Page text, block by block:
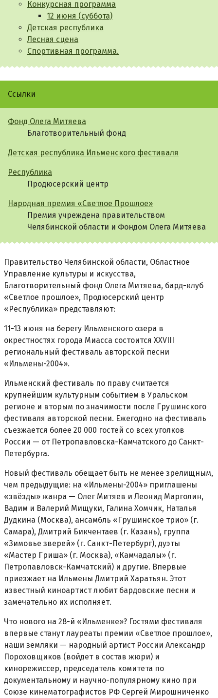
Конкурсная программа
12 июня (суббота)
Детская республика
Лесная сцена
Спортивная программа.
Ссылки
Фонд Олега Митяева
Благотворительный фонд
Детская республика Ильменского фестиваля
Республика
Продюсерский центр
Народная премия «Светлое Прошлое»
Премия учреждена правительством
Челябинской области и Фондом Олега Митяева
Правительство Челябинской области, Областное
Управление культуры и искусства,
Благотворительный фонд Олега Митяева, бард-клуб
«Светлое прошлое», Продюсерский центр
«Республика» представляют:
11-13 июня на берегу Ильменского озера в
окрестностях города Миасса состоится ХХVIII
региональный фестиваль авторской песни
«Ильмены-2004».
Ильменский фестиваль по праву считается
крупнейшим культурным событием в Уральском
регионе и вторым по значимости после Грушинского
фестиваля авторской песни. Ежегодно на фестиваль
съезжается более 20 000 гостей со всех уголков
России — от Петропавловска-Камчатского до Санкт-
Петербурга.
Новый фестиваль обещает быть не менее зрелищным,
чем предыдущие: на «Ильмены-2004» приглашены
«звёзды» жанра — Олег Митяев и Леонид Марголин,
Вадим и Валерий Мищуки, Галина Хомчик, Наталья
Дудкина (Москва), ансамбль «Грушинское трио» (г.
Самара), Дмитрий Бикчентаев (г. Казань), группа
«Зимовье зверей» (г. Санкт-Петербург), дуэты
«Мастер Гриша» (г. Москва), «Камчадалы» (г.
Петропавловск-Камчатский) и другие. Впервые
приезжает на Ильмены Дмитрий Харатьян. Этот
известный киноартист любит бардовские песни и
замечательно их исполняет.
Что нового на 28-й «Ильменке»? Гостями фестиваля
впервые станут лауреаты премии «Светлое прошлое»,
наши земляки — народный артист России Александр
Пороховщиков (войдет в состав жюри) и
кинорежиссер, председатель комитета по
документальному и научно-популярному кино при
Союзе кинематографистов РФ Сергей Мирошниченко